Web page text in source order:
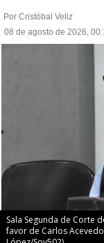
Por Cristóbal Veliz
08 de agosto de 2026,
Sala Segunda de Corte
favor de Carlos